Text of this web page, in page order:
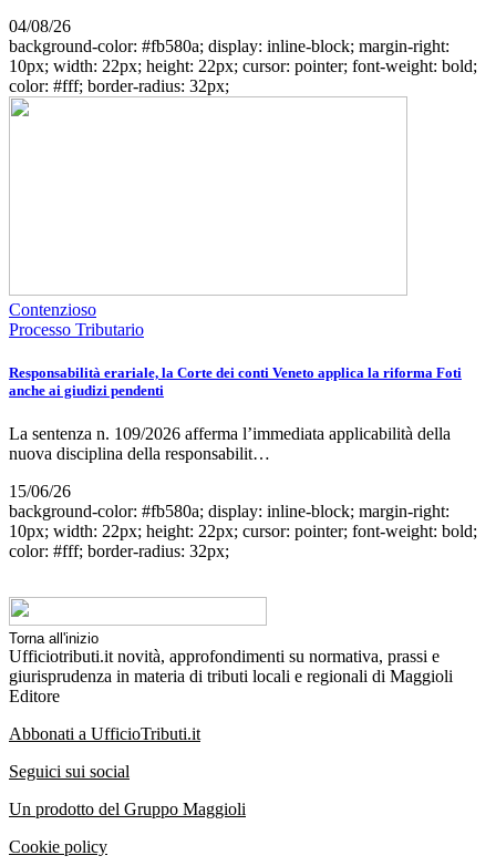
04/08/26
background-color: #fb580a; display: inline-block; margin-right:
10px; width: 22px; height: 22px; cursor: pointer; font-weight: bold;
color: #fff; border-radius: 32px;
Contenzioso
Processo Tributario
Responsabilità erariale, la Corte dei conti Veneto applica la riforma Foti
anche ai giudizi pendenti
La sentenza n. 109/2026 afferma l’immediata applicabilità della
nuova disciplina della responsabilit…
15/06/26
background-color: #fb580a; display: inline-block; margin-right:
10px; width: 22px; height: 22px; cursor: pointer; font-weight: bold;
color: #fff; border-radius: 32px;
Torna all'inizio
Ufficiotributi.it novità, approfondimenti su normativa, prassi e
giurisprudenza in materia di tributi locali e regionali di Maggioli
Editore
Abbonati a UfficioTributi.it
Seguici sui social
Un prodotto del Gruppo Maggioli
Cookie policy